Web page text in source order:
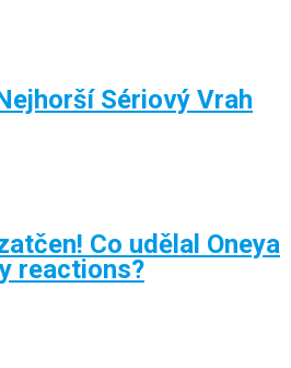
Sériový Vrah
Co udělal Oneya
reactions?